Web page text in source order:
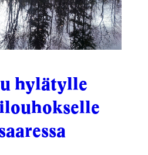
hylätylle